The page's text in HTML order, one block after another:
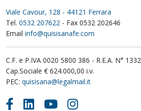
Viale Cavour, 128 - 44121 Ferrara
Tel. 0532 207622 - Fax 0532 202646
Email info@quisisanafe.com
C.F. e P.IVA 0020 5800 386 - R.E.A. N° 1332
Cap.Sociale € 624.000,00 i.v.
PEC: quisisana@legalmail.it